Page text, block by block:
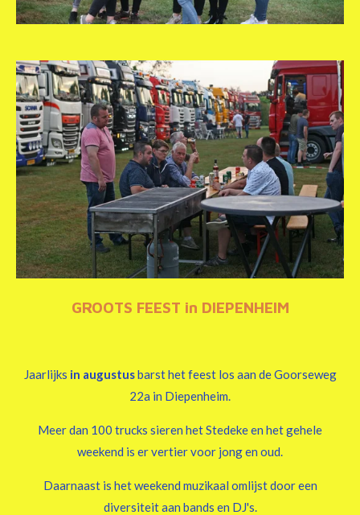
GROOTS FEEST in DIEPENHEIM
Jaarlijks in augustusbarst het feest los aan de Goorseweg
22a in Diepenheim.
Meer dan 100 trucks sieren het Stedeke en het gehele
weekend is er vertier voor jong en oud.
Daarnaast is het weekend muzikaal omlijst door een
diversiteit aan bands en DJ's.